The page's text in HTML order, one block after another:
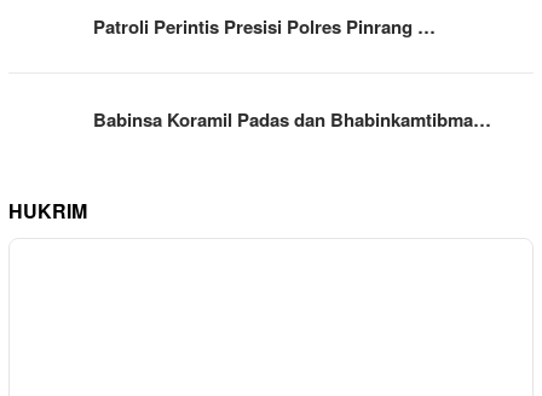
Patroli Perintis Presisi Polres Pinrang …
Babinsa Koramil Padas dan Bhabinkamtibma…
HUKRIM